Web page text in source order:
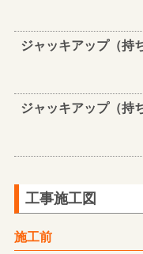
ジャッキアップ（持
ジャッキアップ（持
工事施工図
施工前